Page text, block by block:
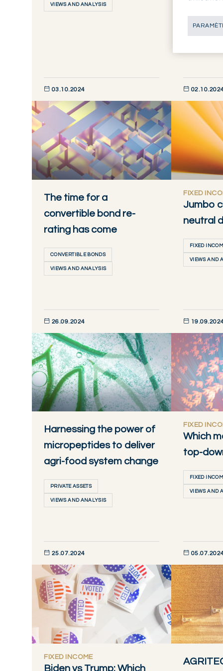
VIEWS AND ANALYSIS
03.10.2024
DÉCOUVRIR MAINTENANT
EQUITIES
VIEWS AND
DÉCOUVRIR
The time for a
convertible bond re-
rating has come
CONVERTIBLE BONDS
VIEWS AND ANALYSIS
26.09.2024
DÉCOUVRIR MAINTENANT
FIXED
Jumbo
neutral
FIXED
VIEWS AND
DÉCOUVRIR
Harnessing the power of
micropeptides to deliver
agri-food system change
PRIVATE ASSETS
VIEWS AND ANALYSIS
25.07.2024
DÉCOUVRIR MAINTENANT
FIXED
Which
top-
FIXED
VIEWS AND
DÉCOUVRIR
FIXED INCOME
Biden vs Trump: Which